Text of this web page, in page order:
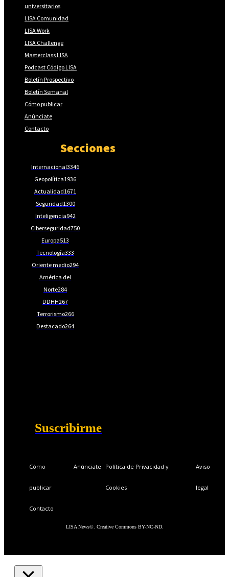
universitarios
LISA Comunidad
LISA Work
LISA Challenge
Masterclass LISA
Podcast Código LISA
Boletín Prospectivo
Boletín Semanal
Cómo publicar
Anúnciate
Contacto
Secciones
Internacional3346
Geopolítica1936
Actualidad1671
Seguridad1300
Inteligencia942
Ciberseguridad750
Europa513
Tecnología333
Oriente medio294
América del
Norte284
DDHH267
Terrorismo266
Destacado264
Suscribirme
Cómo
publicar
Anúnciate Política de Privacidad y
Cookies
Aviso
legal
Contacto
LISA News©. Creative Commons BY-NC-ND.